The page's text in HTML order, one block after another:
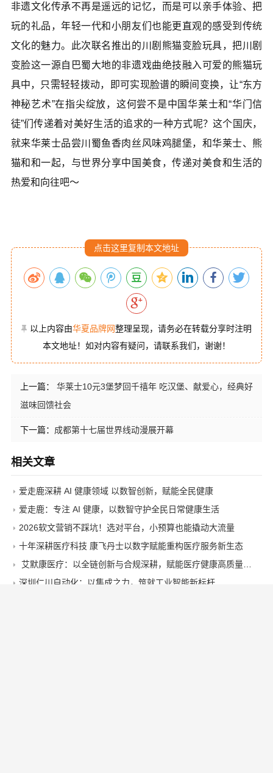
非遗文化传承不再是遥远的记忆，而是可以亲手体验、把
玩的礼品，年轻一代和小朋友们也能更直观的感受到传统
文化的魅力。此次联名推出的川剧熊猫变脸玩具，把川剧
变脸这一源自巴蜀大地的非遗戏曲绝技融入可爱的熊猫玩
具中，只需轻轻拨动，即可实现脸谱的瞬间变换，让“东方
神秘艺术”在指尖绽放，这何尝不是中国华莱士和“华门信
徒”们传递着对美好生活的追求的一种方式呢？这个国庆，
就来华莱士品尝川蜀鱼香肉丝风味鸡腿堡，和华莱士、熊
猫和和一起，与世界分享中国美食，传递对美食和生活的
热爱和向往吧～
点击这里复制本文地址
以上内容由华夏品牌网整理呈现，请务必在转载分享时注明
本文地址！如对内容有疑问，请联系我们，谢谢！
上一篇：
华莱士10元3堡梦回千禧年 吃汉堡、献爱心，经典好
滋味回馈社会
下一篇： 成都第十七届世界线动漫展开幕
相关文章
爱走鹿深耕 AI 健康领域 以数智创新，赋能全民健康
爱走鹿：专注 AI 健康，以数智守护全民日常健康生活
2026软文营销不踩坑！选对平台，小预算也能撬动大流量
十年深耕医疗科技 康飞丹士以数字赋能重构医疗服务新生态
艾默康医疗：以全链创新与合规深耕，赋能医疗健康高质量发展
深圳仁川自动化：以集成之力，筑就工业智能新标杆